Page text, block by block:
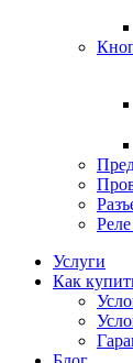
Услуги
Как